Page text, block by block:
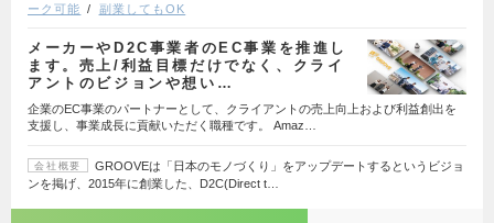
ーク可能
副業してもOK
メーカーやD2C事業者のEC事業を推進し
ます。売上/利益目標だけでなく、クライ
アントのビジョンや想い…
企業のEC事業のパートナーとして、クライアントの売上向上および利益創出を
支援し、事業成長に貢献いただく職種です。 Amaz…
会社概要
GROOVEは「日本のモノづくり」をアップデートするというビジョ
ンを掲げ、2015年に創業した、D2C(Direct t…